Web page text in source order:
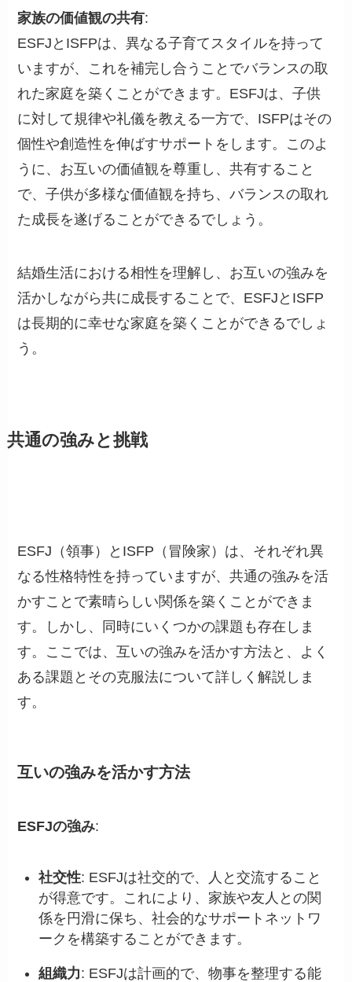
家族の価値観の共有:
ESFJとISFPは、異なる子育てスタイルを持って
いますが、これを補完し合うことでバランスの取
れた家庭を築くことができます。ESFJは、子供
に対して規律や礼儀を教える一方で、ISFPはその
個性や創造性を伸ばすサポートをします。このよ
うに、お互いの価値観を尊重し、共有すること
で、子供が多様な価値観を持ち、バランスの取れ
た成長を遂げることができるでしょう。
結婚生活における相性を理解し、お互いの強みを
活かしながら共に成長することで、ESFJとISFP
は長期的に幸せな家庭を築くことができるでしょ
う。
共通の強みと挑戦
ESFJ（領事）とISFP（冒険家）は、それぞれ異
なる性格特性を持っていますが、共通の強みを活
かすことで素晴らしい関係を築くことができま
す。しかし、同時にいくつかの課題も存在しま
す。ここでは、互いの強みを活かす方法と、よく
ある課題とその克服法について詳しく解説しま
す。
互いの強みを活かす方法
ESFJの強み:
社交性: ESFJは社交的で、人と交流すること
が得意です。これにより、家族や友人との関
係を円滑に保ち、社会的なサポートネットワ
ークを構築することができます。
組織力: ESFJは計画的で、物事を整理する能